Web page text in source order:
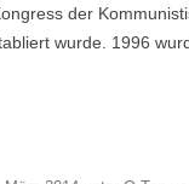
der
wurde. 1996